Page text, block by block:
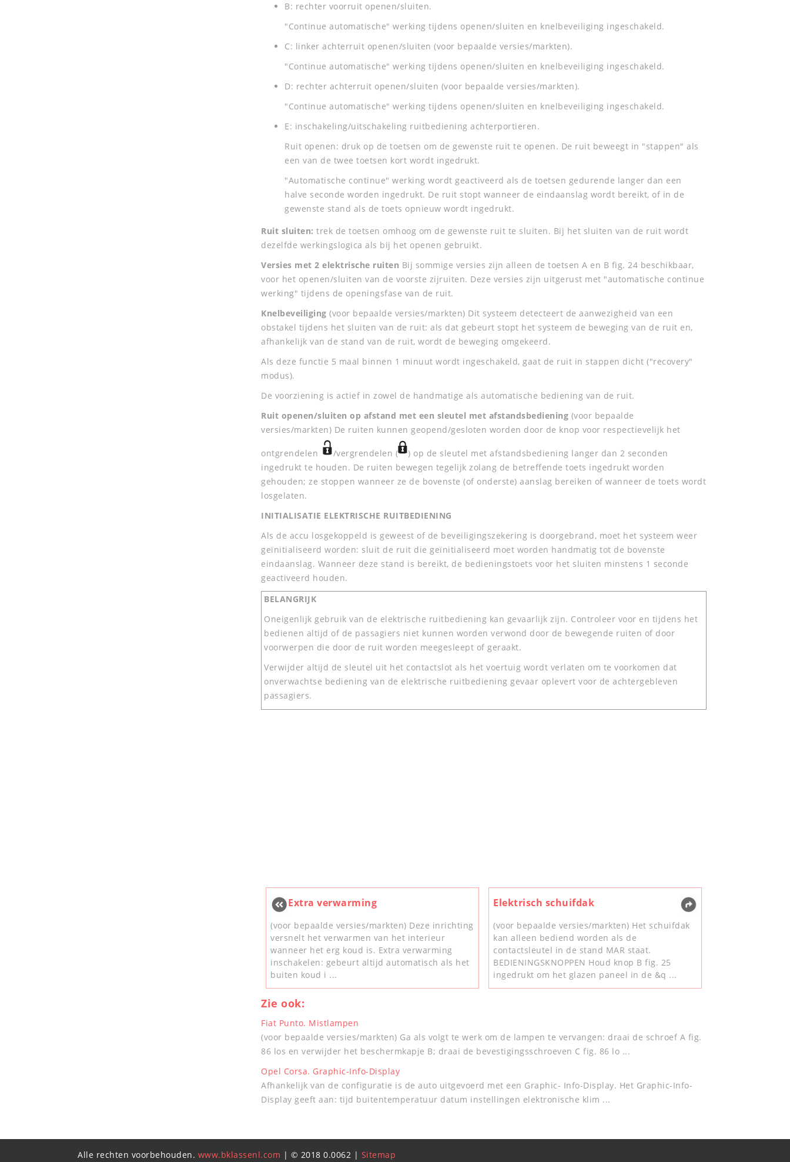
B: rechter voorruit openen/sluiten.
"Continue automatische" werking tijdens openen/sluiten en knelbeveiliging ingeschakeld.
C: linker achterruit openen/sluiten (voor bepaalde versies/markten).
"Continue automatische" werking tijdens openen/sluiten en knelbeveiliging ingeschakeld.
D: rechter achterruit openen/sluiten (voor bepaalde versies/markten).
"Continue automatische" werking tijdens openen/sluiten en knelbeveiliging ingeschakeld.
E: inschakeling/uitschakeling ruitbediening achterportieren.
Ruit openen: druk op de toetsen om de gewenste ruit te openen. De ruit beweegt in "stappen" als
een van de twee toetsen kort wordt ingedrukt.
"Automatische continue" werking wordt geactiveerd als de toetsen gedurende langer dan een
halve seconde worden ingedrukt. De ruit stopt wanneer de eindaanslag wordt bereikt, of in de
gewenste stand als de toets opnieuw wordt ingedrukt.
Ruit sluiten: trek de toetsen omhoog om de gewenste ruit te sluiten. Bij het sluiten van de ruit wordt
dezelfde werkingslogica als bij het openen gebruikt.
Versies met 2 elektrische ruiten Bij sommige versies zijn alleen de toetsen A en B fig. 24 beschikbaar,
voor het openen/sluiten van de voorste zijruiten. Deze versies zijn uitgerust met "automatische continue
werking" tijdens de openingsfase van de ruit.
Knelbeveiliging (voor bepaalde versies/markten) Dit systeem detecteert de aanwezigheid van een
obstakel tijdens het sluiten van de ruit: als dat gebeurt stopt het systeem de beweging van de ruit en,
afhankelijk van de stand van de ruit, wordt de beweging omgekeerd.
Als deze functie 5 maal binnen 1 minuut wordt ingeschakeld, gaat de ruit in stappen dicht ("recovery"
modus).
De voorziening is actief in zowel de handmatige als automatische bediening van de ruit.
Ruit openen/sluiten op afstand met een sleutel met afstandsbediening (voor bepaalde
versies/markten) De ruiten kunnen geopend/gesloten worden door de knop voor respectievelijk het
ontgrendelen /vergrendelen (
) op de sleutel met afstandsbediening langer dan 2 seconden
ingedrukt te houden. De ruiten bewegen tegelijk zolang de betreffende toets ingedrukt worden
gehouden; ze stoppen wanneer ze de bovenste (of onderste) aanslag bereiken of wanneer de toets wordt
losgelaten.
INITIALISATIE ELEKTRISCHE RUITBEDIENING
Als de accu losgekoppeld is geweest of de beveiligingszekering is doorgebrand, moet het systeem weer
geïnitialiseerd worden: sluit de ruit die geïnitialiseerd moet worden handmatig tot de bovenste
eindaanslag. Wanneer deze stand is bereikt, de bedieningstoets voor het sluiten minstens 1 seconde
geactiveerd houden.
BELANGRIJK
Oneigenlijk gebruik van de elektrische ruitbediening kan gevaarlijk zijn. Controleer voor en tijdens het
bedienen altijd of de passagiers niet kunnen worden verwond door de bewegende ruiten of door
voorwerpen die door de ruit worden meegesleept of geraakt.
Verwijder altijd de sleutel uit het contactslot als het voertuig wordt verlaten om te voorkomen dat
onverwachtse bediening van de elektrische ruitbediening gevaar oplevert voor de achtergebleven
passagiers.
Extra verwarming
(voor bepaalde versies/markten) Deze inrichting
versnelt het verwarmen van het interieur
wanneer het erg koud is. Extra verwarming
inschakelen: gebeurt altijd automatisch als het
buiten koud i ...
Elektrisch schuifdak
(voor bepaalde versies/markten) Het schuifdak
kan alleen bediend worden als de
contactsleutel in de stand MAR staat.
BEDIENINGSKNOPPEN Houd knop B fig. 25
ingedrukt om het glazen paneel in de &q ...
Zie ook:
Fiat Punto. Mistlampen
(voor bepaalde versies/markten) Ga als volgt te werk om de lampen te vervangen: draai de schroef A fig.
86 los en verwijder het beschermkapje B; draai de bevestigingsschroeven C fig. 86 lo ...
Opel Corsa. Graphic-Info-Display
Afhankelijk van de configuratie is de auto uitgevoerd met een Graphic- Info-Display. Het Graphic-Info-
Display geeft aan: tijd buitentemperatuur datum instellingen elektronische klim ...
Alle rechten voorbehouden. www.bklassenl.com | © 2018 0.0062 | Sitemap